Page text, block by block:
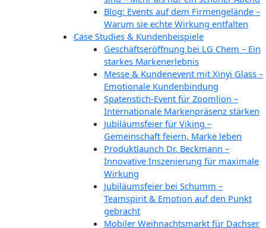
Blog: Events auf dem Firmengelände –
Warum sie echte Wirkung entfalten
Case Studies & Kundenbeispiele
Geschäftseröffnung bei LG Chem – Ein
starkes Markenerlebnis
Messe & Kundenevent mit Xinyi Glass –
Emotionale Kundenbindung
Spatenstich-Event für Zoomlion –
Internationale Markenpräsenz stärken
Jubiläumsfeier für Viking –
Gemeinschaft feiern, Marke leben
Produktlaunch Dr. Beckmann –
Innovative Inszenierung für maximale
Wirkung
Jubiläumsfeier bei Schumm –
Teamspirit & Emotion auf den Punkt
gebracht
Mobiler Weihnachtsmarkt für Dachser